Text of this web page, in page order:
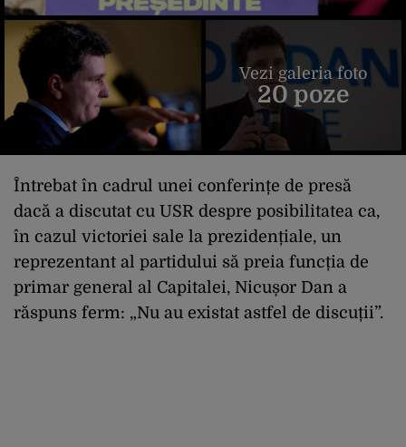
Vezi galeria foto
20 poze
Întrebat în cadrul unei conferințe de presă
dacă a discutat cu USR despre posibilitatea ca,
în cazul victoriei sale la prezidențiale, un
reprezentant al partidului să preia funcția de
primar general al Capitalei, Nicușor Dan a
răspuns ferm: „Nu au existat astfel de discuții”.